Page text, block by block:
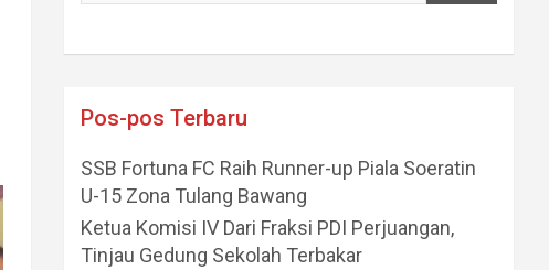
Pos-pos Terbaru
SSB Fortuna FC Raih Runner-up Piala Soeratin
U-15 Zona Tulang Bawang
Ketua Komisi IV Dari Fraksi PDI Perjuangan,
Tinjau Gedung Sekolah Terbakar